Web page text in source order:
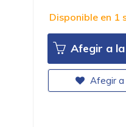
Disponible en 1
Afegir a
Afegir